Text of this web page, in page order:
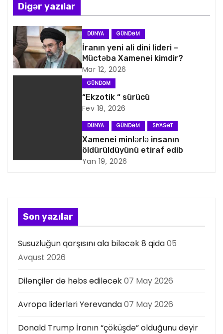
n
a
v
i
i
s
ı
Digər yazılar
DÜNYA GÜNDƏM
İranın yeni ali dini lideri –
Müctəba Xamenei kimdir?
Mar 12, 2026
GÜNDƏM
“Ekzotik “ sürücü
Fev 18, 2026
DÜNYA GÜNDƏM SIYASƏT
Xamenei minlərlə insanın
öldürüldüyünü etiraf edib
Yan 19, 2026
Son yazılar
Susuzluğun qarşısını ala biləcək 8 qida05
Avqust 2026
Dilənçilər də həbs ediləcək07 May 2026
Avropa liderləri Yerevanda07 May 2026
Donald Trump İranın “çöküşdə” olduğunu deyir